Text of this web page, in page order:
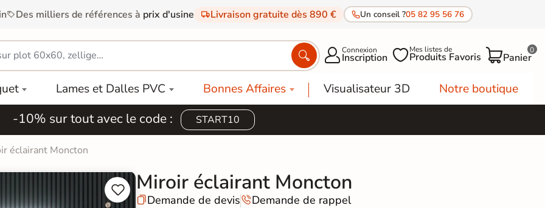
Des milliers de références à prix d'usine Livraison gratuite dès 890 € Un conseil ?05 82 95 56 76
 Connexion
Inscription Mes listes de
Produits Favoris Panier
0
Lames et Dalles PVC Bonnes Affaires Visualisateur 3D Notre boutique
-10% sur tout avec le code : START10
éclairant Moncton

 Miroir éclairant Moncton
Demande de devisDemande de rappel